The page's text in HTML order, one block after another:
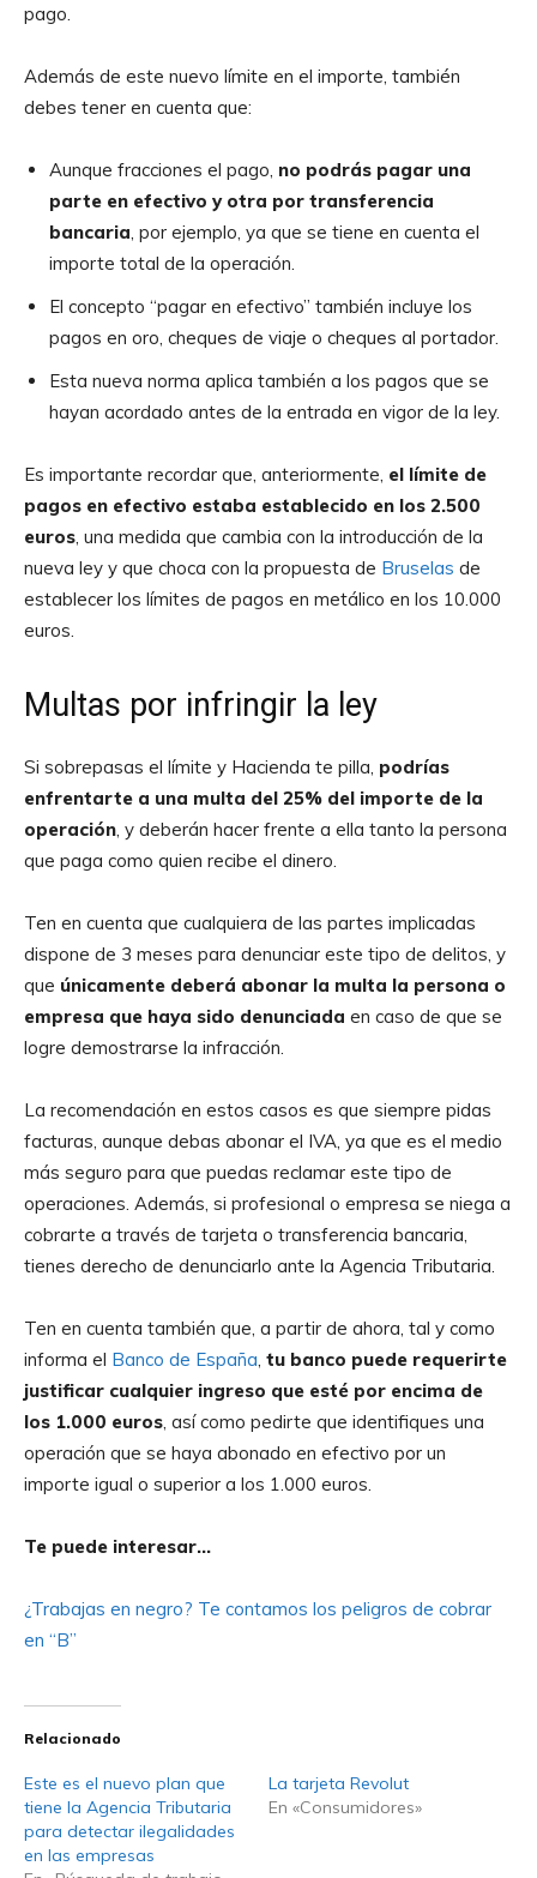
pago.
Además de este nuevo límite en el importe, también
debes tener en cuenta que:
Aunque fracciones el pago, no podrás pagar una
parte en efectivo y otra por transferencia
bancaria, por ejemplo, ya que se tiene en cuenta el
importe total de la operación.
El concepto “pagar en efectivo” también incluye los
pagos en oro, cheques de viaje o cheques al portador.
Esta nueva norma aplica también a los pagos que se
hayan acordado antes de la entrada en vigor de la ley.
Es importante recordar que, anteriormente, el límite de
pagos en efectivo estaba establecido en los 2.500
euros, una medida que cambia con la introducción de la
nueva ley y que choca con la propuesta de Bruselas de
establecer los límites de pagos en metálico en los 10.000
euros.
Multas por infringir la ley
Si sobrepasas el límite y Hacienda te pilla, podrías
enfrentarte a una multa del 25% del importe de la
operación, y deberán hacer frente a ella tanto la persona
que paga como quien recibe el dinero.
Ten en cuenta que cualquiera de las partes implicadas
dispone de 3 meses para denunciar este tipo de delitos, y
que únicamente deberá abonar la multa la persona o
empresa que haya sido denunciada en caso de que se
logre demostrarse la infracción.
La recomendación en estos casos es que siempre pidas
facturas, aunque debas abonar el IVA, ya que es el medio
más seguro para que puedas reclamar este tipo de
operaciones. Además, si profesional o empresa se niega a
cobrarte a través de tarjeta o transferencia bancaria,
tienes derecho de denunciarlo ante la Agencia Tributaria.
Ten en cuenta también que, a partir de ahora, tal y como
informa el Banco de España, tu banco puede requerirte
justificar cualquier ingreso que esté por encima de
los 1.000 euros, así como pedirte que identifiques una
operación que se haya abonado en efectivo por un
importe igual o superior a los 1.000 euros.
Te puede interesar…
¿Trabajas en negro? Te contamos los peligros de cobrar
en “B”
Relacionado
Este es el nuevo plan que
tiene la Agencia Tributaria
para detectar ilegalidades
en las empresas
La tarjeta Revolut
En «Consumidores»